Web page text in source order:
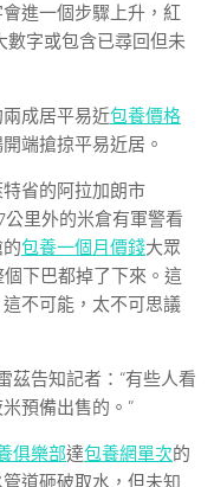
進一個步驟上升，紅
數字或包含已尋回但未
成居平易近包養價格
端搶掠平易近居。
省的阿拉加朗市
公里外的米倉有軍警看
包養一個月價錢大眾
下巴都掉了下來。這
不可能，太不可思議
茲告知記者：“有些人看
預備出售的。”
俱樂部達包養網單次的
道砸破取水，但未知